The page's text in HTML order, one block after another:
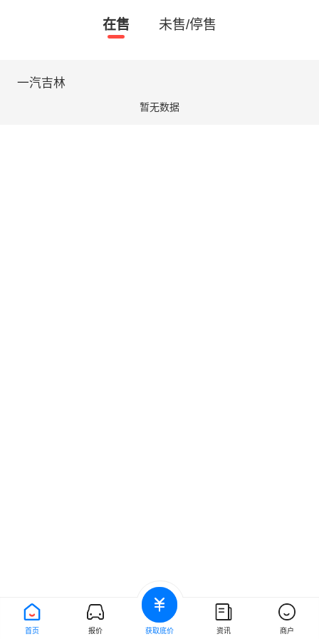
在售 未售/停售
一汽吉林
暂无数据
首页 报价 获取底价 资讯 商户